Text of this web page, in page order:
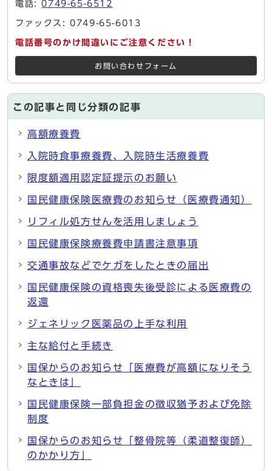
電話:0749-65-6512
ファックス: 0749-65-6013
電話番号のかけ間違いにご注意ください！
お問い合わせフォーム
この記事と同じ分類の記事
高額療養費
入院時食事療養費、入院時生活療養費
限度額適用認定証提示のお願い
国民健康保険医療費のお知らせ（医療費通知）
リフィル処方せんを活用しましょう
国民健康保険療養費申請書注意事項
交通事故などでケガをしたときの届出
国民健康保険の資格喪失後受診による医療費の
返還
ジェネリック医薬品の上手な利用
主な給付と手続き
国保からのお知らせ「医療費が高額になりそう
なときは」
国民健康保険一部負担金の徴収猶予および免除
制度
国保からのお知らせ「整骨院等（柔道整復師）
のかかり方」